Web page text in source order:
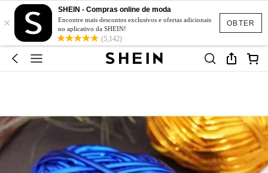
OBTER
×
SHEIN - Compras online de moda
Encontre mais descontos exclusivos e ofertas adicionais
no aplicativo da SHEIN!
(5,142)